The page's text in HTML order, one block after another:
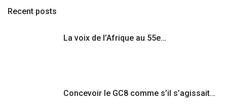
Recent posts
La voix de l’Afrique au 55e…
Concevoir le GC8 comme s’il s’agissait…